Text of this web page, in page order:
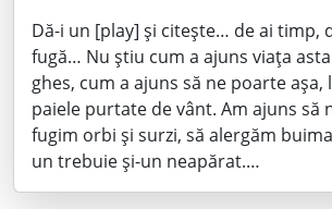
Dă-i un [play] și citește… de ai timp,
fugă… Nu știu cum a ajuns viața
ghes, cum a ajuns să ne poarte așa,
paiele purtate de vânt. Am ajuns să
fugim orbi și surzi, să alergăm
un trebuie și-un neapărat.…